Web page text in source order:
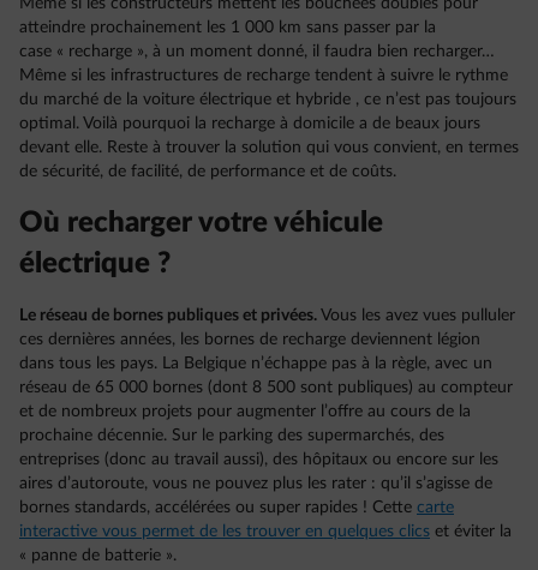
Même si les constructeurs mettent les bouchées doubles pour
atteindre prochainement les 1 000 km sans passer par la
case « recharge », à un moment donné, il faudra bien recharger…
Même si les infrastructures de recharge tendent à suivre le rythme
du marché de la voiture électrique et hybride , ce n’est pas toujours
optimal. Voilà pourquoi la recharge à domicile a de beaux jours
devant elle. Reste à trouver la solution qui vous convient, en termes
de sécurité, de facilité, de performance et de coûts.
Où recharger votre véhicule
électrique ?
Le réseau de bornes publiques et privées. Vous les avez vues pulluler
ces dernières années, les bornes de recharge deviennent légion
dans tous les pays. La Belgique n’échappe pas à la règle, avec un
réseau de 65 000 bornes (dont 8 500 sont publiques) au compteur
et de nombreux projets pour augmenter l’offre au cours de la
prochaine décennie. Sur le parking des supermarchés, des
entreprises (donc au travail aussi), des hôpitaux ou encore sur les
aires d’autoroute, vous ne pouvez plus les rater : qu’il s’agisse de
bornes standards, accélérées ou super rapides ! Cette carte
interactive vous permet de les trouver en quelques clics et éviter la
« panne de batterie ».